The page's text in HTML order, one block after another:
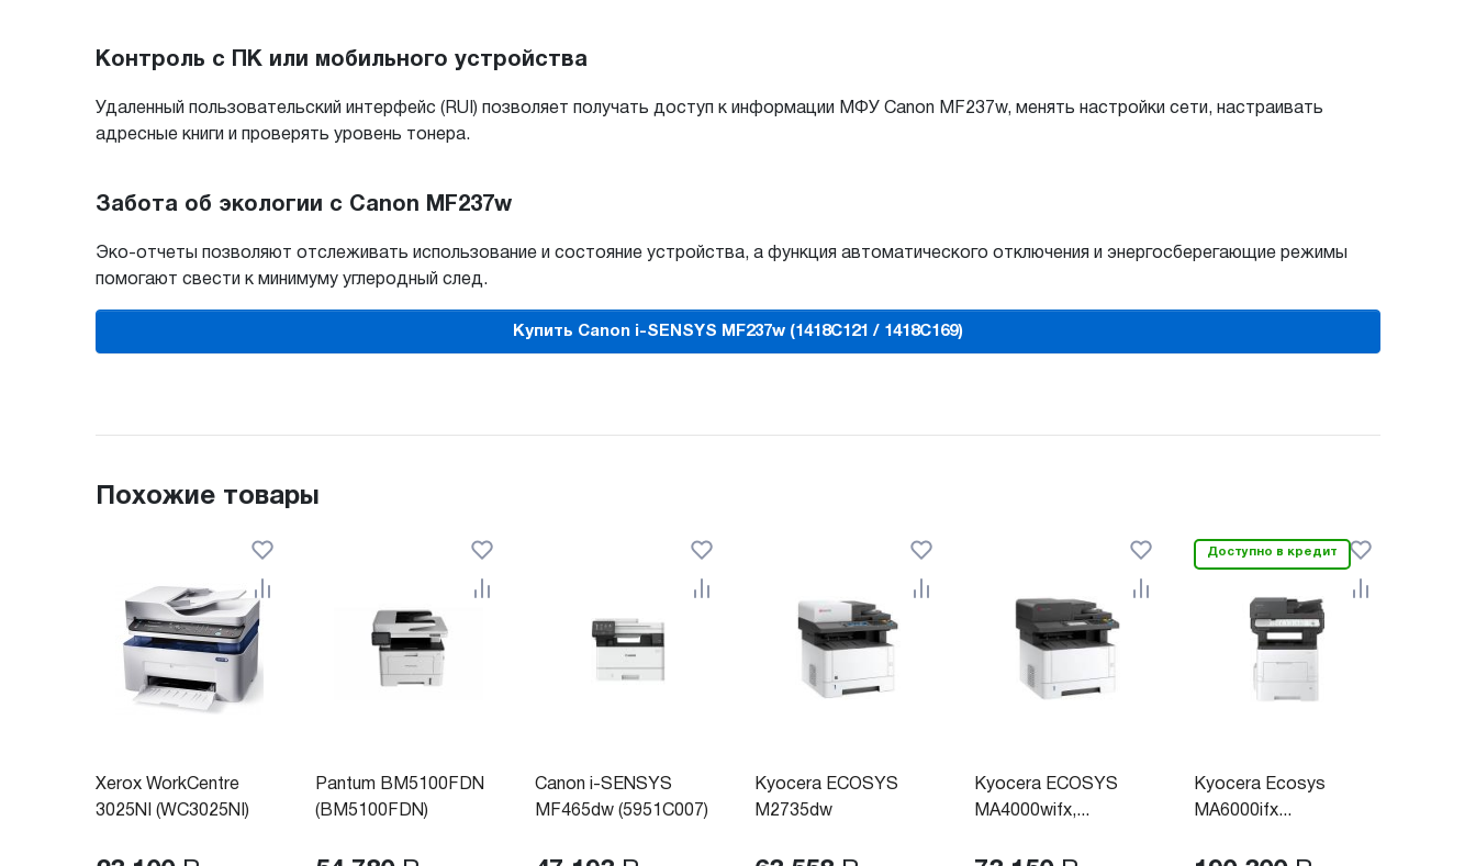
Контроль с ПК или мобильного устройства
Удаленный пользовательский интерфейс (RUI) позволяет получать доступ к информации МФУ Canon MF237w, менять настройки сети, настраивать
адресные книги и проверять уровень тонера.
Забота об экологии с Canon MF237w
Эко-отчеты позволяют отслеживать использование и состояние устройства, а функция автоматического отключения и энергосберегающие режимы
помогают свести к минимуму углеродный след.
Купить Canon i-SENSYS MF237w (1418C121 / 1418C169)
Похожие товары
Xerox WorkCentre
3025NI (WC3025NI)
Pantum BM5100FDN
(BM5100FDN)
Canon i-SENSYS
MF465dw (5951C007)
Kyocera ECOSYS
M2735dw
Kyocera ECOSYS
MA4000wifx,...
Доступно в кредит
Kyocera Ecosys
MA6000ifx...